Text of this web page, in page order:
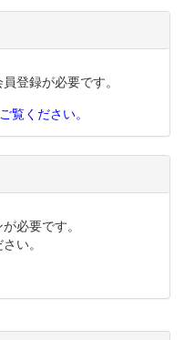
登録が必要です。
覧ください。
必要です。
い。